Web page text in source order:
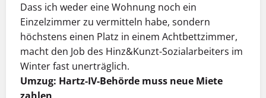
Dass ich weder eine Wohnung noch ein
Einzelzimmer zu vermitteln habe, sondern
höchstens einen Platz in einem Achtbettzimmer,
macht den Job des Hinz&Kunzt-Sozialarbeiters im
Winter fast unerträglich.
Umzug: Hartz-IV-Behörde muss neue Miete